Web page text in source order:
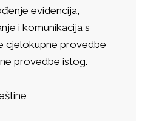
evidencija,
i komunikacija s
cjelokupne provedbe
provedbe istog.